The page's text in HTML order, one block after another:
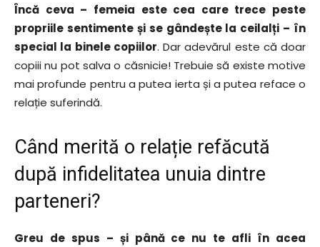
Încă ceva – femeia este cea care trece peste
propriile sentimente și se gândește la ceilalți – în
special la binele copiilor. Dar adevărul este că doar
copiii nu pot salva o căsnicie! Trebuie să existe motive
mai profunde pentru a putea ierta și a putea reface o
relație suferindă.
Când merită o relație refăcută
după infidelitatea unuia dintre
parteneri?
Greu de spus – și până ce nu te afli în acea